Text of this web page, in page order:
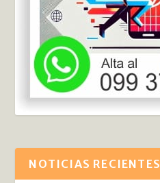
NOTICIAS RECIENTES